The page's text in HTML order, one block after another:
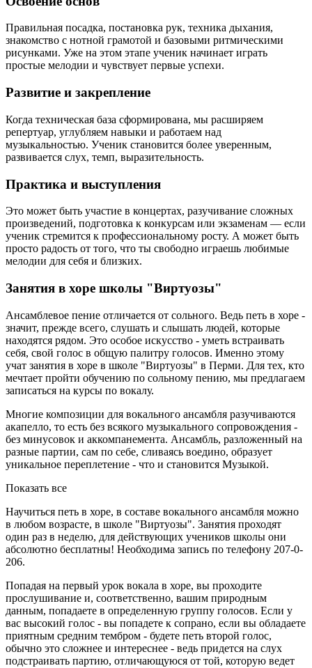
Правильная посадка, постановка рук, техника дыхания,
знакомство с нотной грамотой и базовыми ритмическими
рисунками. Уже на этом этапе ученик начинает играть
простые мелодии и чувствует первые успехи.
Развитие и закрепление
Когда техническая база сформирована, мы расширяем
репертуар, углубляем навыки и работаем над
музыкальностью. Ученик становится более уверенным,
развивается слух, темп, выразительность.
Практика и выступления
Это может быть участие в концертах, разучивание сложных
произведений, подготовка к конкурсам или экзаменам — если
ученик стремится к профессиональному росту. А может быть
просто радость от того, что ты свободно играешь любимые
мелодии для себя и близких.
Занятия в хоре школы "Виртуозы"
Ансамблевое пение отличается от сольного. Ведь петь в хоре -
значит, прежде всего, слушать и слышать людей, которые
находятся рядом. Это особое искусство - уметь встраивать
себя, свой голос в общую палитру голосов. Именно этому
учат занятия в хоре в школе "Виртуозы" в Перми. Для тех, кто
мечтает пройти обучению по сольному пению, мы предлагаем
записаться на курсы по вокалу.
Многие композиции для вокального ансамбля разучиваются
акапелло, то есть без всякого музыкального сопровождения -
без минусовок и аккомпанемента. Ансамбль, разложенный на
разные партии, сам по себе, сливаясь воедино, образует
уникальное переплетение - что и становится Музыкой.
Показать все
Научиться петь в хоре, в составе вокального ансамбля можно
в любом возрасте, в школе "Виртуозы". Занятия проходят
один раз в неделю, для действующих учеников школы они
абсолютно бесплатны! Необходима запись по телефону 207-0-
206.
Попадая на первый урок вокала в хоре, вы проходите
прослушивание и, соответственно, вашим природным
данным, попадаете в определенную группу голосов. Если у
вас высокий голос - вы попадете к сопрано, если вы обладаете
приятным средним тембром - будете петь второй голос,
обычно это сложнее и интереснее - ведь придется на слух
подстраивать партию, отличающуюся от той, которую ведет